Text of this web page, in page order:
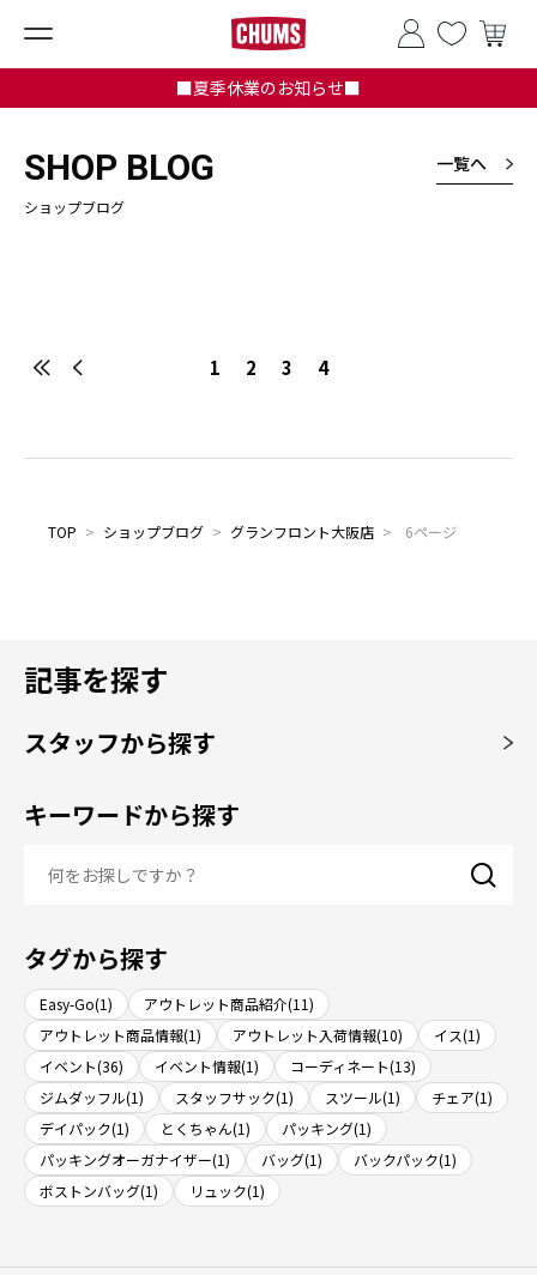
■夏季休業のお知らせ■
SHOP BLOG
ショップブログ
一覧へ
1 2 3 4
TOP > ショップブログ > グランフロント大阪店 > 6ページ
記事を探す
スタッフから探す
キーワードから探す
タグから探す
Easy-Go(1)
アウトレット商品紹介(11)
アウトレット商品情報(1)
アウトレット入荷情報(10)
イス(1)
イベント(36)
イベント情報(1)
コーディネート(13)
ジムダッフル(1)
スタッフサック(1) スツール(1)
チェア(1)
デイパック(1)
とくちゃん(1)
パッキング(1)
パッキングオーガナイザー(1)
バッグ(1)
バックパック(1)
ボストンバッグ(1)
リュック(1)